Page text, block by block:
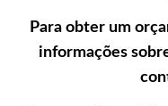
Para obter um
informações